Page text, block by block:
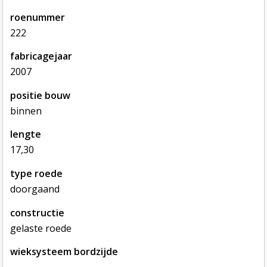
roenummer
222
fabricagejaar
2007
positie bouw
binnen
lengte
17,30
type roede
doorgaand
constructie
gelaste roede
wieksysteem bordzijde